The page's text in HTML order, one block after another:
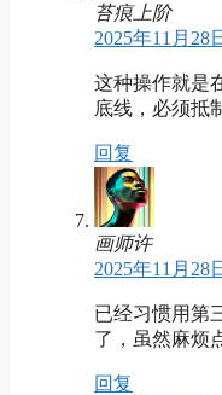
苔痕上阶
2025年11月28
这种操作就是
底线，必须抵
回复
画师许
2025年11月28
已经习惯用第
了，虽然麻烦
回复